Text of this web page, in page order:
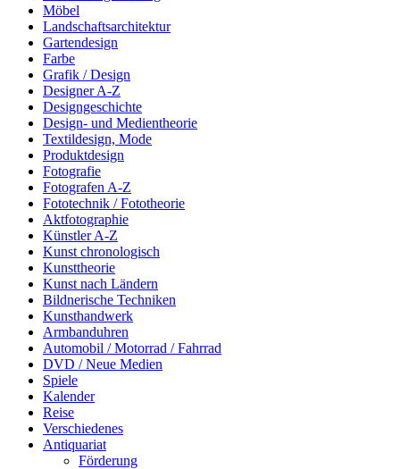
Möbel
Landschaftsarchitektur
Gartendesign
Farbe
Grafik / Design
Designer A-Z
Designgeschichte
Design- und Medientheorie
Textildesign, Mode
Produktdesign
Fotografie
Fotografen A-Z
Fototechnik / Fototheorie
Aktfotographie
Künstler A-Z
Kunst chronologisch
Kunsttheorie
Kunst nach Ländern
Bildnerische Techniken
Kunsthandwerk
Armbanduhren
Automobil / Motorrad / Fahrrad
DVD / Neue Medien
Spiele
Kalender
Reise
Verschiedenes
Antiquariat
Förderung